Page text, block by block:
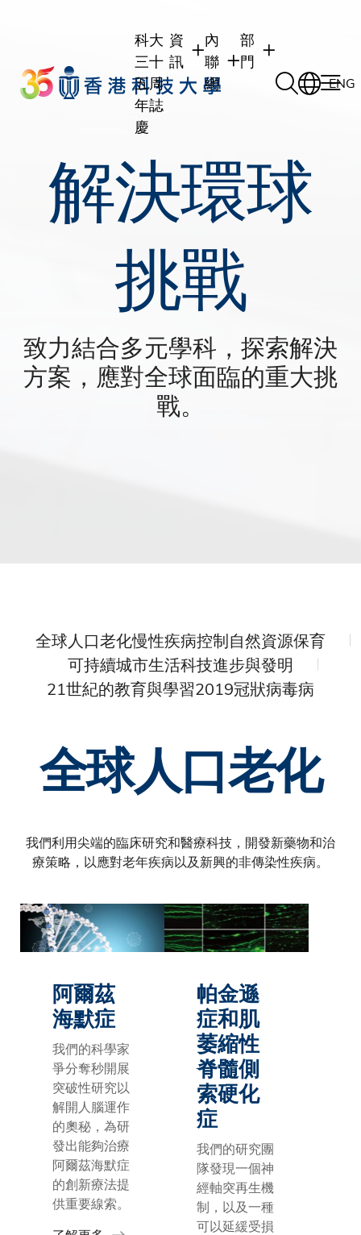
科大
三十
五周
年誌
慶
資
訊
職員
校友
公眾
內
聯
網
職員行政內聯網
校友內聯網
部
門
學術課程
行政部門
社交平台及應用程
ENG
解決環球
挑戰
致力結合多元學科，探索解決
方案，應對全球面臨的重大挑
戰。
全球人口老化慢性疾病控制自然資源保育
可持續城市生活科技進步與發明
21世紀的教育與學習2019冠狀病毒病
全球人口老化
我們利用尖端的臨床研究和醫療科技，開發新藥物和治
療策略，以應對老年疾病以及新興的非傳染性疾病。
阿爾茲
海默症
我們的科學家
爭分奪秒開展
突破性研究以
解開人腦運作
的奧秘，為研
發出能夠治療
阿爾茲海默症
的創新療法提
供重要線索。
帕金遜
症和肌
萎縮性
脊髓側
索硬化
症
我們的研究團
隊發現一個神
經軸突再生機
制，以及一種
可以延緩受損